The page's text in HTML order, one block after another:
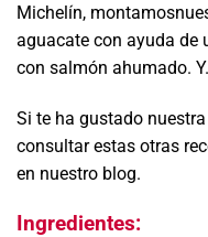
Michelín,
aguacate con ayuda de
con salmón ahumado.
Si te ha gustado
consultar estas otras
en nuestro blog.
Ingredientes: